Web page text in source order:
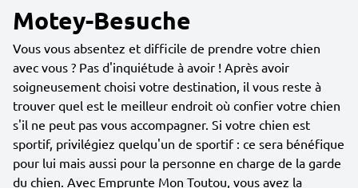
Motey-Besuche
Vous vous absentez et difficile de prendre votre chien
avec vous ? Pas d'inquiétude à avoir ! Après avoir
soigneusement choisi votre destination, il vous reste à
trouver quel est le meilleur endroit où confier votre chien
s'il ne peut pas vous accompagner. Si votre chien est
sportif, privilégiez quelqu'un de sportif : ce sera bénéfique
pour lui mais aussi pour la personne en charge de la garde
du chien. Avec Emprunte Mon Toutou, vous avez la